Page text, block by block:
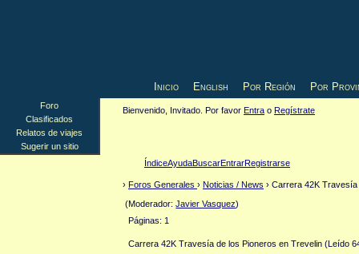
Inicio English Por Región Por
Foro
Clasificados
Relatos de viajes
Sugerir un sitio
Bienvenido, Invitado. Por favor Entra o Regístrate
ÍndiceAyudaBuscarEntrarRegistrarse
› Foros Generales › Noticias / News › Carrera 42K
(Moderador:Javier Vasquez)
Páginas: 1
Carrera 42K Travesía de los Pioneros en Trevelin (Leído